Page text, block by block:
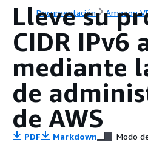
Documentación Amazon
Lleve su
CIDR IPv6
mediante
de
de AWS
PDF Markdown Modo